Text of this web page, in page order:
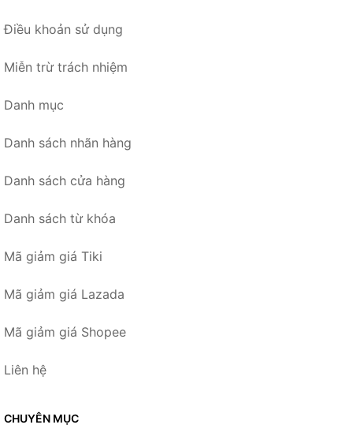
Điều khoản sử dụng
Miễn trừ trách nhiệm
Danh mục
Danh sách nhãn hàng
Danh sách cửa hàng
Danh sách từ khóa
Mã giảm giá Tiki
Mã giảm giá Lazada
Mã giảm giá Shopee
Liên hệ
CHUYÊN MỤC